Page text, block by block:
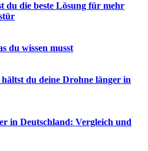
du die beste Lösung für mehr
du wissen musst
du deine Drohne länger in
in Deutschland: Vergleich und